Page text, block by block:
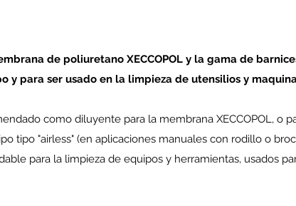
de poliuretano XECCOPOL y la gama de
y para ser usado en la limpieza de utensilios y
como diluyente para la membrana XECCOPOL, o
tipo "airless" (en aplicaciones manuales con rodillo o
para la limpieza de equipos y herramientas, usados